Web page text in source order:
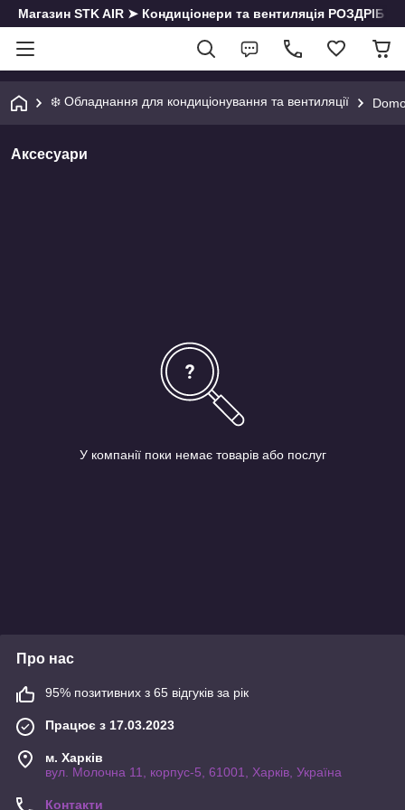
Магазин STK AIR ➤ Кондиціонери та вентиляція РОЗДРІБ
❄️ Обладнання для кондиціонування та вентиляції
Аксесуари
У компанії поки немає товарів або послуг
Про нас
95% позитивних з 65 відгуків за рік
Працює з 17.03.2023
м. Харків
вул. Молочна 11, корпус-5, 61001, Харків, Україна
Контакти